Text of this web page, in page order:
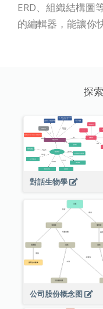
ERD、組織結構圖
的編輯器，能讓你
探
對話生物學
公司股份概念图